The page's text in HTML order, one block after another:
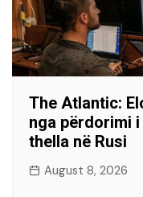
The Atlantic:
nga përdorimi
thella në Rusi
August 8, 2026